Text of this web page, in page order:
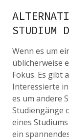
STUDIUM
Wenn es um
üblicherweise
Fokus. Es gibt
Interessierte
es um andere
Studiengänge
eines
ein